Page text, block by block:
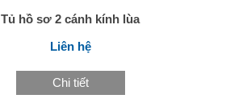
Tủ hồ sơ 2 cánh kính lùa
Liên hệ
Chi tiết